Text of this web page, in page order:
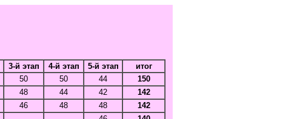
3-й этап 4-й этап 5-й этап
итог
50 50 44
150
48 44 42
142
46 48 48
142